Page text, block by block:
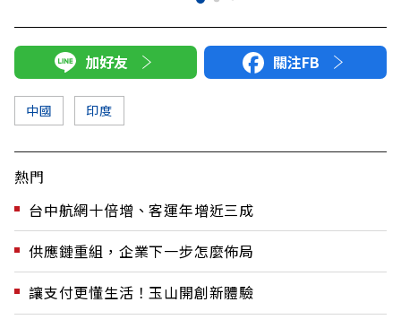
加好友 關注FB
中國 印度
熱門
台中航網十倍增、客運年增近三成
供應鏈重組，企業下一步怎麼佈局
讓支付更懂生活！玉山開創新體驗